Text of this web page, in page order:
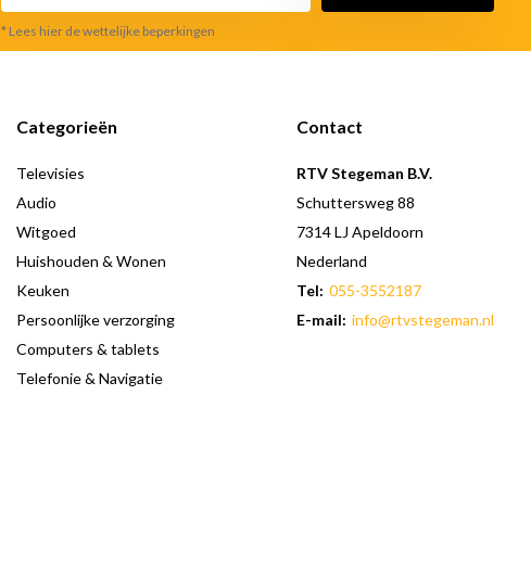
* Lees hier de wettelijke beperkingen
Categorieën
Televisies
Audio
Witgoed
Huishouden & Wonen
Keuken
Persoonlijke verzorging
Computers & tablets
Telefonie & Navigatie
Contact
RTV Stegeman B.V.
Schuttersweg 88
7314 LJ Apeldoorn
Nederland
Tel: 055-3552187
E-mail: info@rtvstegeman.nl